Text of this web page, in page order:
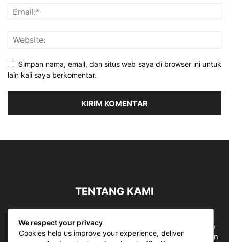
Simpan nama, email, dan situs web saya di browser ini untuk
lain kali saya berkomentar.
TENTANG KAMI
bergerak di ruang jurnalistik, sebagai entitas pemberian
ruang Publik, Media merupakan literasi mutlak diperlukan
We respect your privacy
Cookies help us improve your experience, deliver